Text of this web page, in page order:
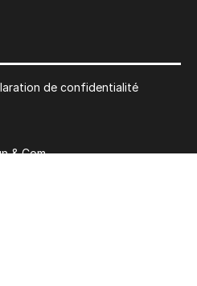
de confidentialité
& Com.